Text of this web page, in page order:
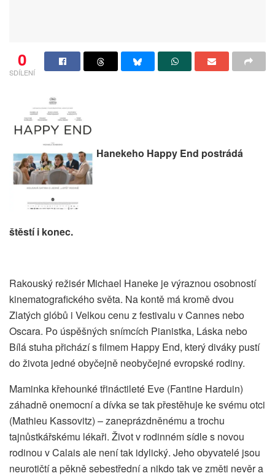
0
SDÍLENÍ
Hanekeho Happy End postrádá
štěstí i konec.
Rakouský režisér Michael Haneke je výraznou osobností
kinematografického světa. Na kontě má kromě dvou
Zlatých glóbů i Velkou cenu z festivalu v Cannes nebo
Oscara. Po úspěšných snímcích Pianistka, Láska nebo
Bílá stuha přichází s filmem Happy End, který diváky pustí
do života jedné obyčejně neobyčejné evropské rodiny.
Maminka křehounké třináctileté Eve (Fantine Harduin)
záhadně onemocní a dívka se tak přestěhuje ke svému otci
(Mathieu Kassovitz) – zaneprázdněnému a trochu
tajnůstkářskému lékaři. Život v rodinném sídle s novou
rodinou v Calais ale není tak idylický. Jeho obyvatelé jsou
neurotičtí a pěkně sebestřední a nikdo tak ve změti nevěr a